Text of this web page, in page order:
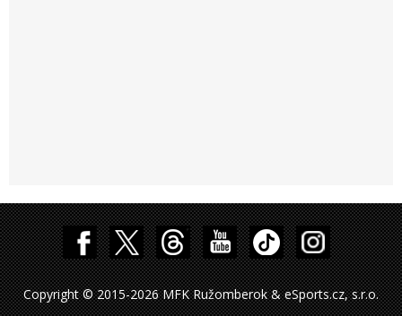
Copyright © 2015-2026 MFK Ružomberok & eSports.cz, s.r.o.